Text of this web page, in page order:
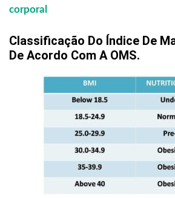
corporal
Classificação Do Índice De
De Acordo Com A OMS.